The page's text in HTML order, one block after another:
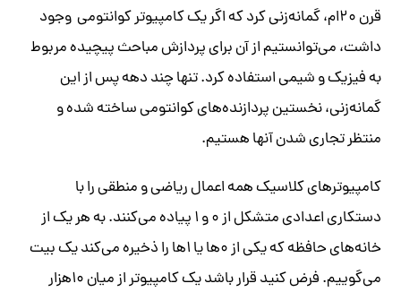
قرن ۲۰ام، گمانه‌زنی کرد که اگر یک کامپیوتر کوانتومی وجود
داشت، می‌توانستیم از آن برای پردازش مباحث پیچیده مربوط
به فیزیک و شیمی استفاده کرد. تنها چند دهه پس از این
گمانه‌زنی، نخستین پردازنده‌های کوانتومی ساخته شده و
منتظر تجاری شدن آنها هستیم.
کامپیوترهای کلاسیک همه اعمال ریاضی و منطقی را با
دستکاری اعدادی متشکل از ۰ و ۱ پیاده می‌کنند. به هر یک از
خانه‌های حافظه که یکی از ۰ها یا ۱ها را ذخیره می‌کند یک بیت
می‌گوییم. فرض کنید قرار باشد یک کامپیوتر از میان ۱۰هزار